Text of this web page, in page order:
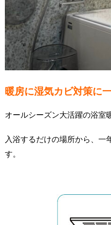
暖房に湿気カビ対策に
オールシーズン大活躍の浴室
入浴するだけの場所から、一
す。